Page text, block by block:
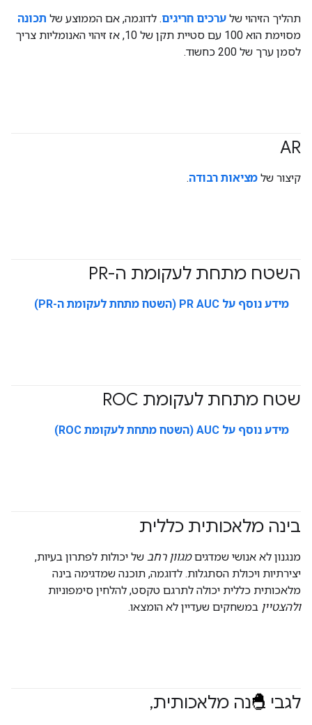
תהליך הזיהוי של ערכים חריגים. לדוגמה, אם הממוצע של תכונה
מסוימת הוא 100 עם סטיית תקן של 10, אז זיהוי האנומליות צריך
לסמן ערך של 200 כחשוד.
AR
קיצור של מציאות רבודה.
השטח מתחת לעקומת ה-PR
#Metric
מידע נוסף על PR AUC (השטח מתחת לעקומת ה-PR)
שטח מתחת לעקומת ROC
#Metric
מידע נוסף על AUC (השטח מתחת לעקומת ROC)
בינה מלאכותית כללית
מנגנון לא אנושי שמדגיםמגוון רחב של יכולות לפתרון בעיות,
יצירתיות ויכולת הסתגלות. לדוגמה, תוכנה שמדגימה בינה
מלאכותית כללית יכולה לתרגם טקסט, להלחין סימפוניות
ולהצטיין במשחקים שעדיין לא הומצאו.
לגבי בינה מלאכותית,